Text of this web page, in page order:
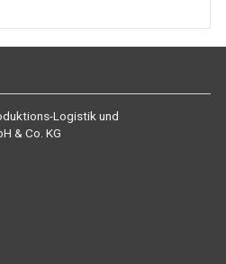
Logistik und
& Co. KG